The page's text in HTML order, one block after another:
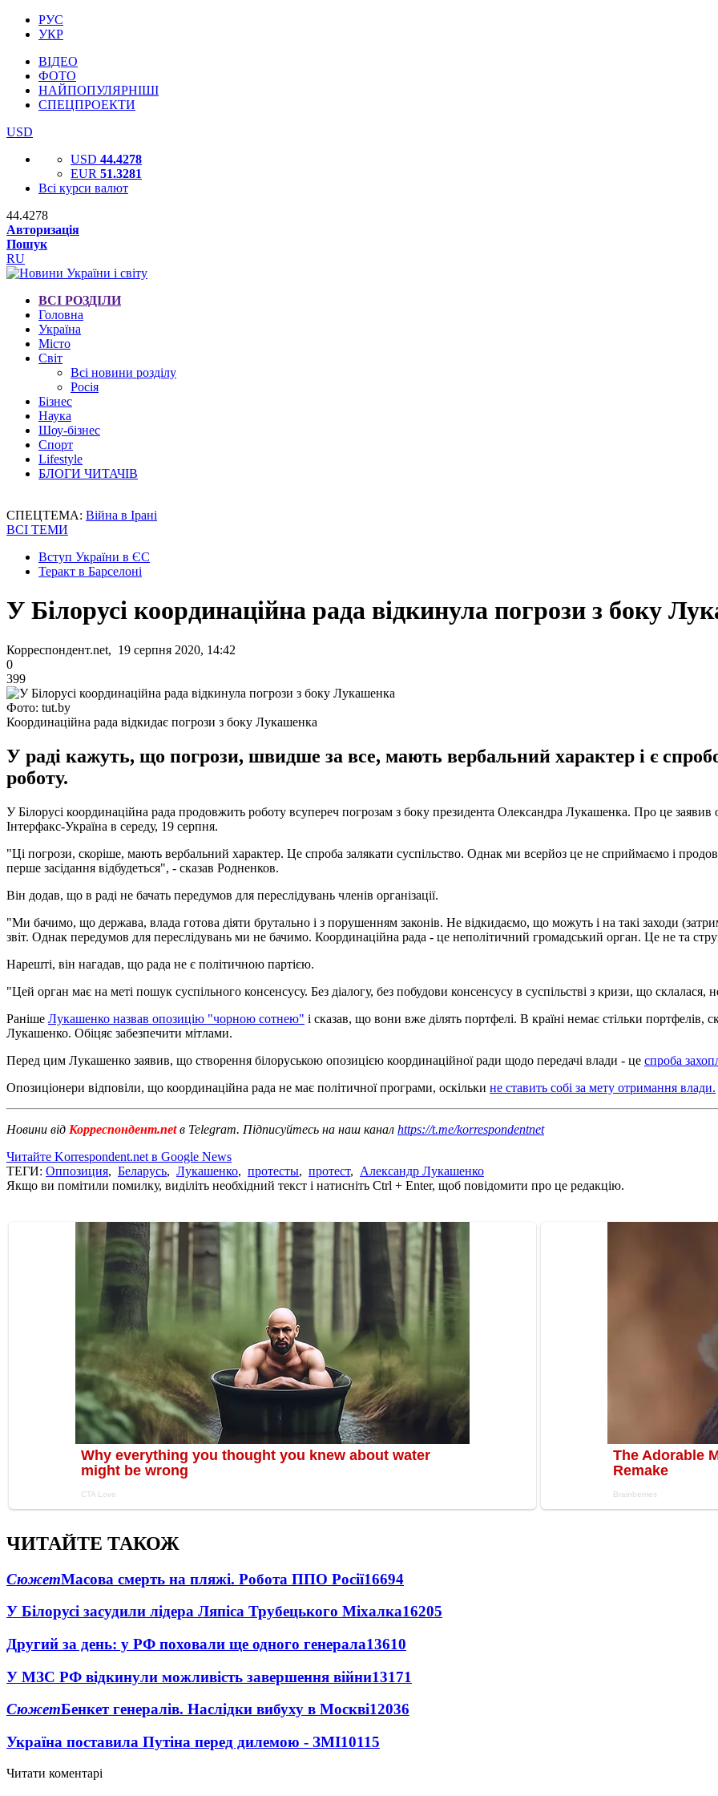
РУС
УКР
ВІДЕО
ФОТО
НАЙПОПУЛЯРНІШІ
СПЕЦПРОЕКТИ
USD
USD 44.4278
EUR 51.3281
Всі курси валют
44.4278
Авторизація
Пошук
RU
ВСІ РОЗДІЛИ
Головна
Україна
Місто
Світ
Всі новини розділу
Росія
Бізнес
Наука
Шоу-бізнес
Спорт
Lifestyle
БЛОГИ ЧИТАЧІВ
СПЕЦТЕМА: Війна в Ірані
ВСІ ТЕМИ
Вступ України в ЄС
Теракт в Барселоні
У Білорусі координаційна рада відкинула погрози з боку
Корреспондент.net, 19 серпня 2020, 14:42
0
399
Фото: tut.by
Координаційна рада відкидає погрози з боку Лукашенка
У раді кажуть, що погрози, швидше за все, мають вербальний характер і є
роботу.
У Білорусі координаційна рада продовжить роботу всупереч погрозам з боку президента Олександра Лукашенка. Про це
Інтерфакс-Україна в середу, 19 серпня.
"Ці погрози, скоріше, мають вербальний характер. Це спроба залякати суспільство. Однак ми всерйоз це не сприймаємо і
перше засідання відбудеться", - сказав Родненков.
Він додав, що в раді не бачать передумов для переслідувань членів організації.
"Ми бачимо, що держава, влада готова діяти брутально і з порушенням законів. Не відкидаємо, що можуть і на такі заходи
звіт. Однак передумов для переслідувань ми не бачимо. Координаційна рада - це неполітичний громадський орган. Це не та
Нарешті, він нагадав, що рада не є політичною партією.
"Цей орган має на меті пошук суспільного консенсусу. Без діалогу, без побудови консенсусу в суспільстві з кризи, що
Раніше Лукашенко назвав опозицію "чорною сотнею" і сказав, що вони вже ділять портфелі. В країні немає стільки
Лукашенко. Обіцяє забезпечити мітлами.
Перед цим Лукашенко заявив, що створення білоруською опозицією координаційної ради щодо передачі влади - це спроба
Опозиціонери відповіли, що координаційна рада не має політичної програми, оскільки не ставить собі за мету отримання влади.
Новини від Корреспондент.netв Telegram. Підписуйтесь на наш канал https://t.me/korrespondentnet
Читайте Korrespondent.net в Google News
ТЕГИ: Оппозиция, Беларусь, Лукашенко, протесты, протест, Александр Лукашенко
Якщо ви помітили помилку, виділіть необхідний текст і натисніть Ctrl + Enter, щоб повідомити про це редакцію.
ЧИТАЙТЕ ТАКОЖ
СюжетМасова смерть на пляжі. Робота ППО Росії16694
У Білорусі засудили лідера Ляпіса Трубецького Міхалка16205
Другий за день: у РФ поховали ще одного генерала13610
У МЗС РФ відкинули можливість завершення війни13171
СюжетБенкет генералів. Наслідки вибуху в Москві12036
Україна поставила Путіна перед дилемою - ЗМІ10115
Читати коментарі